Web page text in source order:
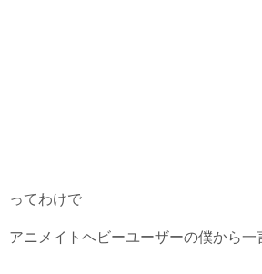
ってわけで
アニメイトヘビーユーザーの僕から一